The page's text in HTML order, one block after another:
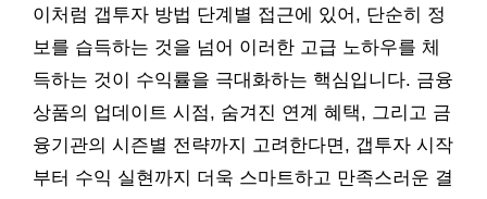
이처럼 갭투자 방법 단계별 접근에 있어, 단순히 정
보를 습득하는 것을 넘어 이러한 고급 노하우를 체
득하는 것이 수익률을 극대화하는 핵심입니다. 금융
상품의 업데이트 시점, 숨겨진 연계 혜택, 그리고 금
융기관의 시즌별 전략까지 고려한다면, 갭투자 시작
부터 수익 실현까지 더욱 스마트하고 만족스러운 결